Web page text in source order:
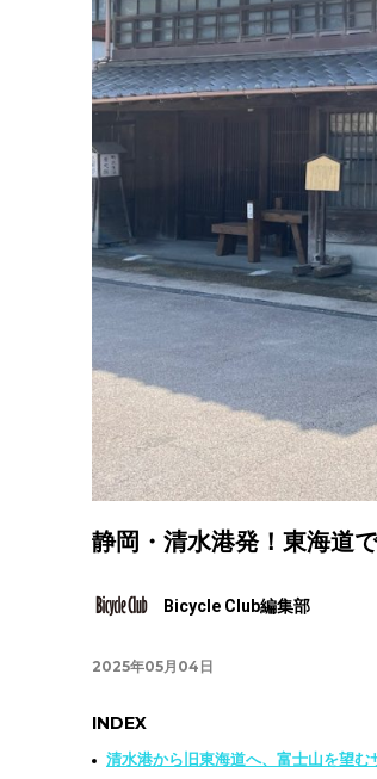
静岡・清水港発！東海道
Bicycle Club編集部
2025年05月04日
INDEX
清水港から旧東海道へ、富士山を望む